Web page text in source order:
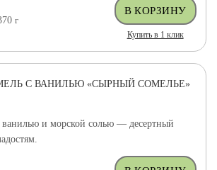
г
Купить в 1 клик
С ВАНИЛЬЮ «СЫРНЫЙ СОМЕЛЬЕ»
ванилью и морской солью — десертный